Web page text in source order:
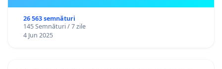
26 563 semnături
145 Semnături / 7 zile
4 Jun 2025